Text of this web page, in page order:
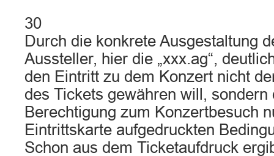
30
Durch die konkrete Ausgestaltung
Aussteller, hier die „xxx.ag“,
den Eintritt zu dem Konzert nicht
des Tickets gewähren will, sondern
Berechtigung zum Konzertbesuch
Eintrittskarte aufgedruckten
Schon aus dem Ticketaufdruck